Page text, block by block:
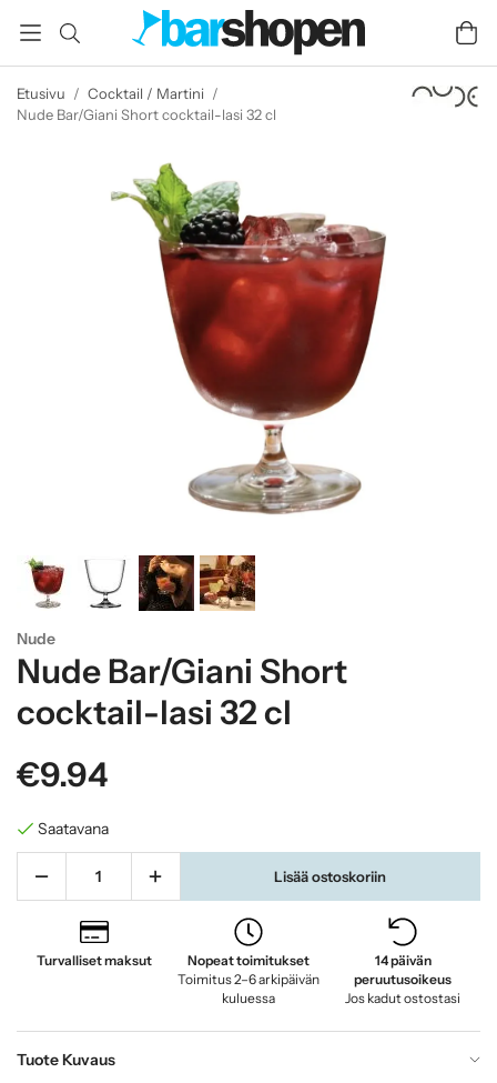
Etusivu / Cocktail / Martini /
Nude Bar/Giani Short cocktail-lasi 32 cl
Nude
Nude Bar/Giani Short
cocktail-lasi 32 cl
€9.94
Saatavana
Lisää ostoskoriin
Turvalliset maksut
Nopeat toimitukset
Toimitus 2–6 arkipäivän
kuluessa
14 päivän
peruutusoikeus
Jos kadut ostostasi
Tuote Kuvaus